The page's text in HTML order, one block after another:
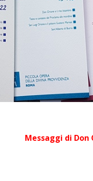
Messaggi di Don